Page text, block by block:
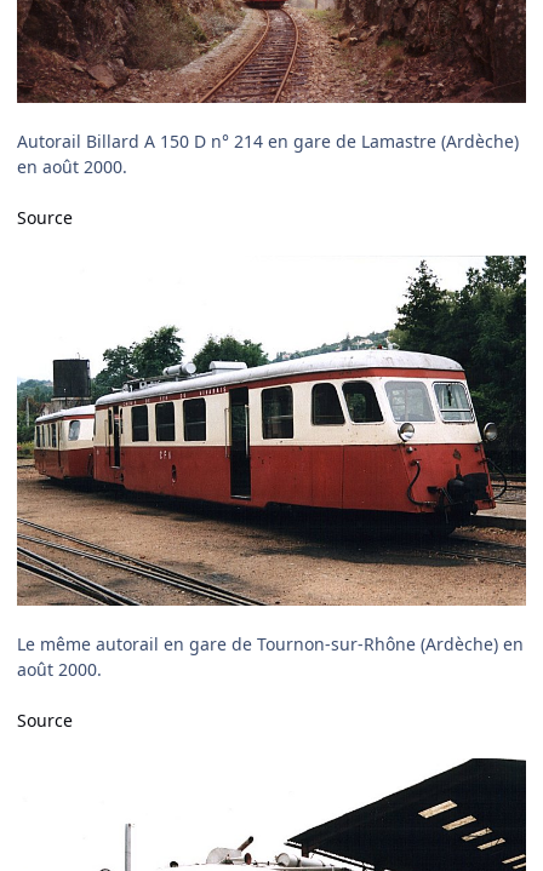
Autorail Billard A 150 D n° 214 en gare de Lamastre (Ardèche)
en août 2000.
Source
Le même autorail en gare de Tournon-sur-Rhône (Ardèche) en
août 2000.
Source